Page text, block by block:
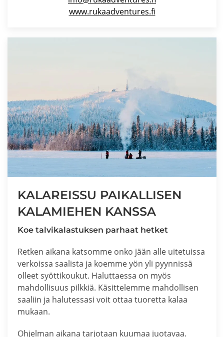
www.rukaadventures.fi
KALAREISSU PAIKALLISEN
KALAMIEHEN KANSSA
Koe talvikalastuksen parhaat hetket
Retken aikana katsomme onko jään alle uitetuissa
verkoissa saalista ja koemme yön yli pyynnissä
olleet syöttikoukut. Haluttaessa on myös
mahdollisuus pilkkiä. Käsittelemme mahdollisen
saaliin ja halutessasi voit ottaa tuoretta kalaa
mukaan.
Ohjelman aikana tarjotaan kuumaa juotavaa.